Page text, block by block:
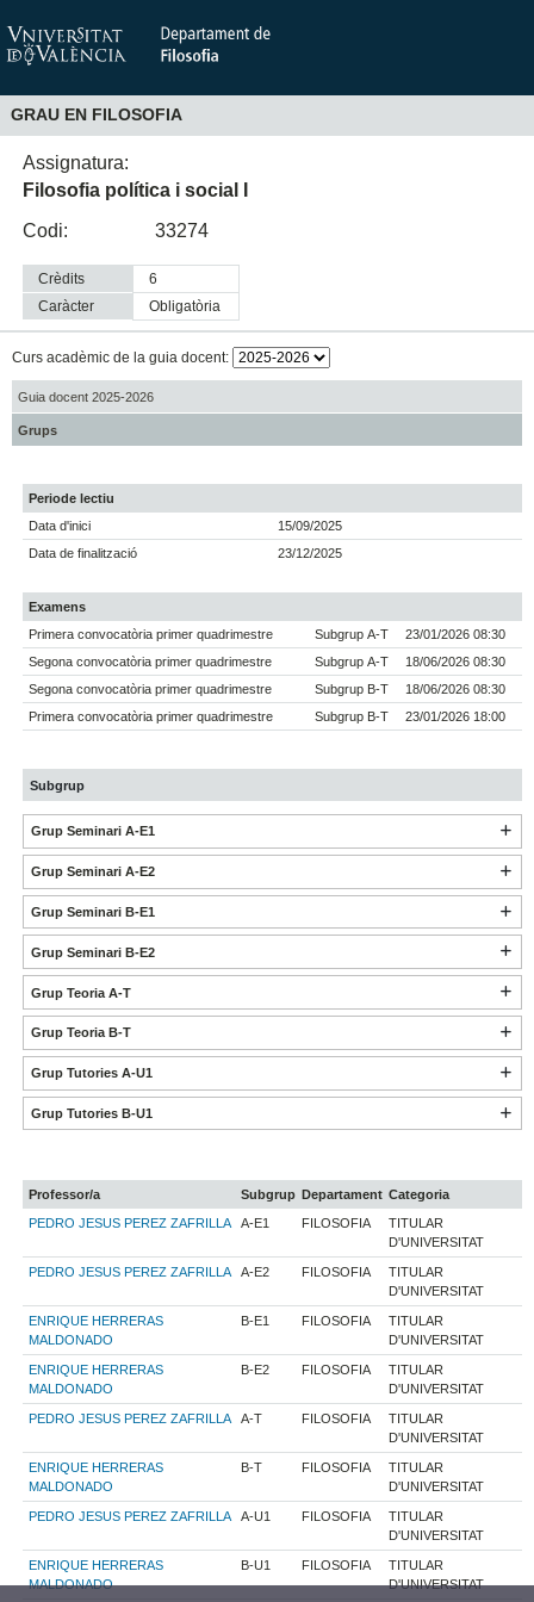
GRAU EN FILOSOFIA
Assignatura:
Filosofia política i social I
Codi:
33274
Crèdits
6
Caràcter
obligatòria
Curs acadèmic de la guia docent:
Guia docent 2025-2026
Grups
Periode lectiu
Data d'inici
15/09/2025
Data de finalització
23/12/2025
Examens
Primera convocatòria primer quadrimestre
Subgrup A-T
23/01/2026 08:30
Segona convocatòria primer quadrimestre
Subgrup A-T
18/06/2026 08:30
Segona convocatòria primer quadrimestre
Subgrup B-T
18/06/2026 08:30
Primera convocatòria primer quadrimestre
Subgrup B-T 23/01/2026 18:00
Subgrup
Grup Seminari A-E1
Grup Seminari A-E2
Grup Seminari B-E1
Grup Seminari B-E2
Grup Teoria A-T
Grup Teoria B-T
Grup Tutories A-U1
Grup Tutories B-U1
Professor/a Subgrup Departament Categoria
PEDRO JESUS PEREZ ZAFRILLA
A-E1 FILOSOFIA
TITULAR
D'UNIVERSITAT
PEDRO JESUS PEREZ ZAFRILLA A-E2 FILOSOFIA
TITULAR
D'UNIVERSITAT
ENRIQUE HERRERAS
MALDONADO
B-E1 FILOSOFIA
TITULAR
D'UNIVERSITAT
ENRIQUE HERRERAS
MALDONADO
B-E2 FILOSOFIA
TITULAR
D'UNIVERSITAT
PEDRO JESUS PEREZ ZAFRILLA A-T FILOSOFIA
TITULAR
D'UNIVERSITAT
ENRIQUE HERRERAS
MALDONADO
B-T FILOSOFIA
TITULAR
D'UNIVERSITAT
PEDRO JESUS PEREZ ZAFRILLA A-U1 FILOSOFIA
TITULAR
D'UNIVERSITAT
ENRIQUE HERRERAS
MALDONADO
B-U1 FILOSOFIA
TITULAR
D'UNIVERSITAT